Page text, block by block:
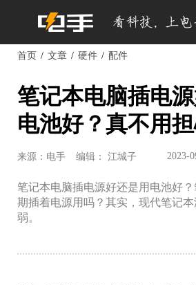
首页 文章 硬件 配件
笔记本电脑插电
电池好？真不用
来源：电手 编辑： 江城子 2023-
笔记本电脑插电源好还是用电池好
期插着电源用吗？其实，现代笔记
弱。